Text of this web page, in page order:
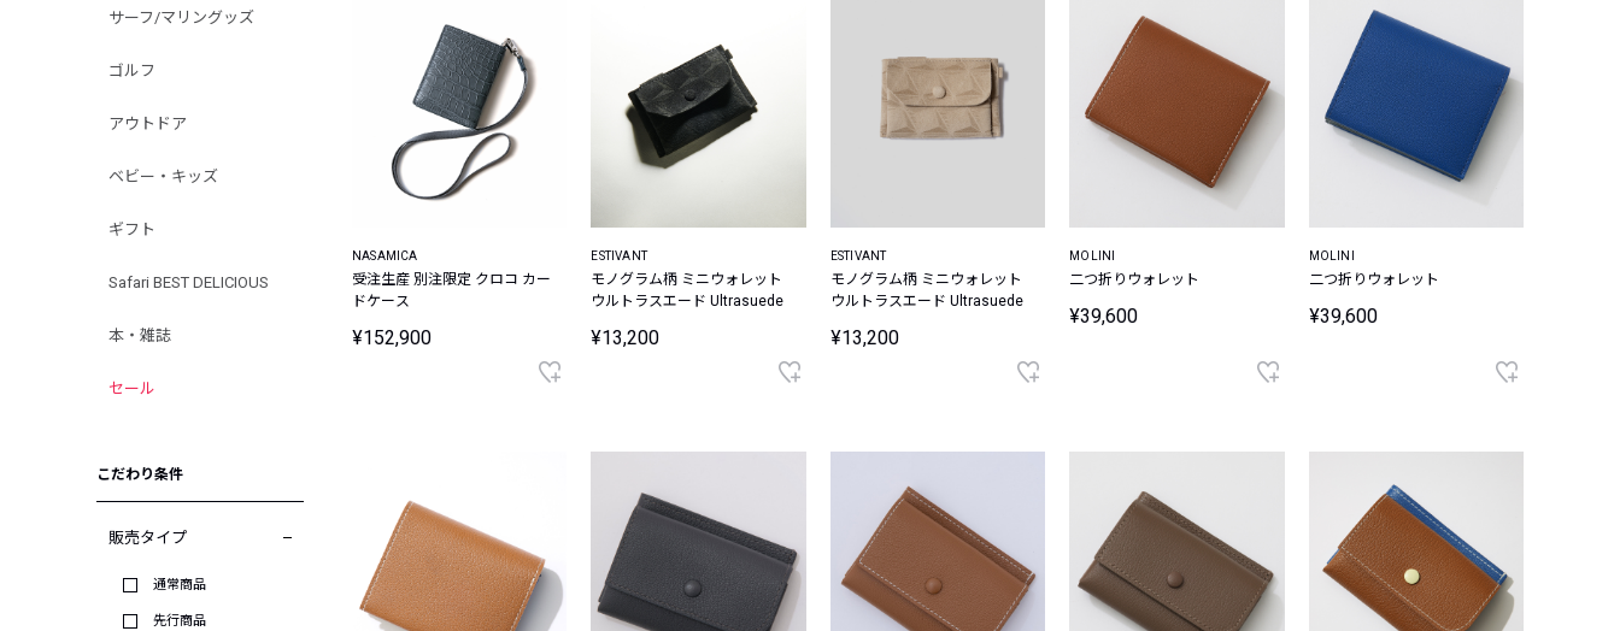
サーフ/マリングッズ
ゴルフ
アウトドア
ベビー・キッズ
ギフト
Safari BEST DELICIOUS
本・雑誌
セール
こだわり条件
販売タイプ
通常商品
先行商品
NASAMICA
受注生産 別注限定 クロコ カー
ドケース
¥152,900
ESTIVANT
モノグラム柄 ミニウォレット
ウルトラスエード Ultrasuede
¥13,200
ESTIVANT
モノグラム柄 ミニウォレット
ウルトラスエード Ultrasuede
¥13,200
MOLINI
二つ折りウォレット
¥39,600
MOLINI
二つ折りウォレット
¥39,600